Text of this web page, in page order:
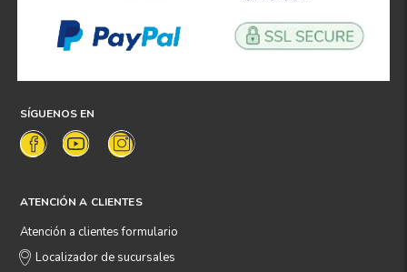
SÍGUENOS EN
ATENCIÓN A CLIENTES
Atención a clientes formulario
Localizador de sucursales